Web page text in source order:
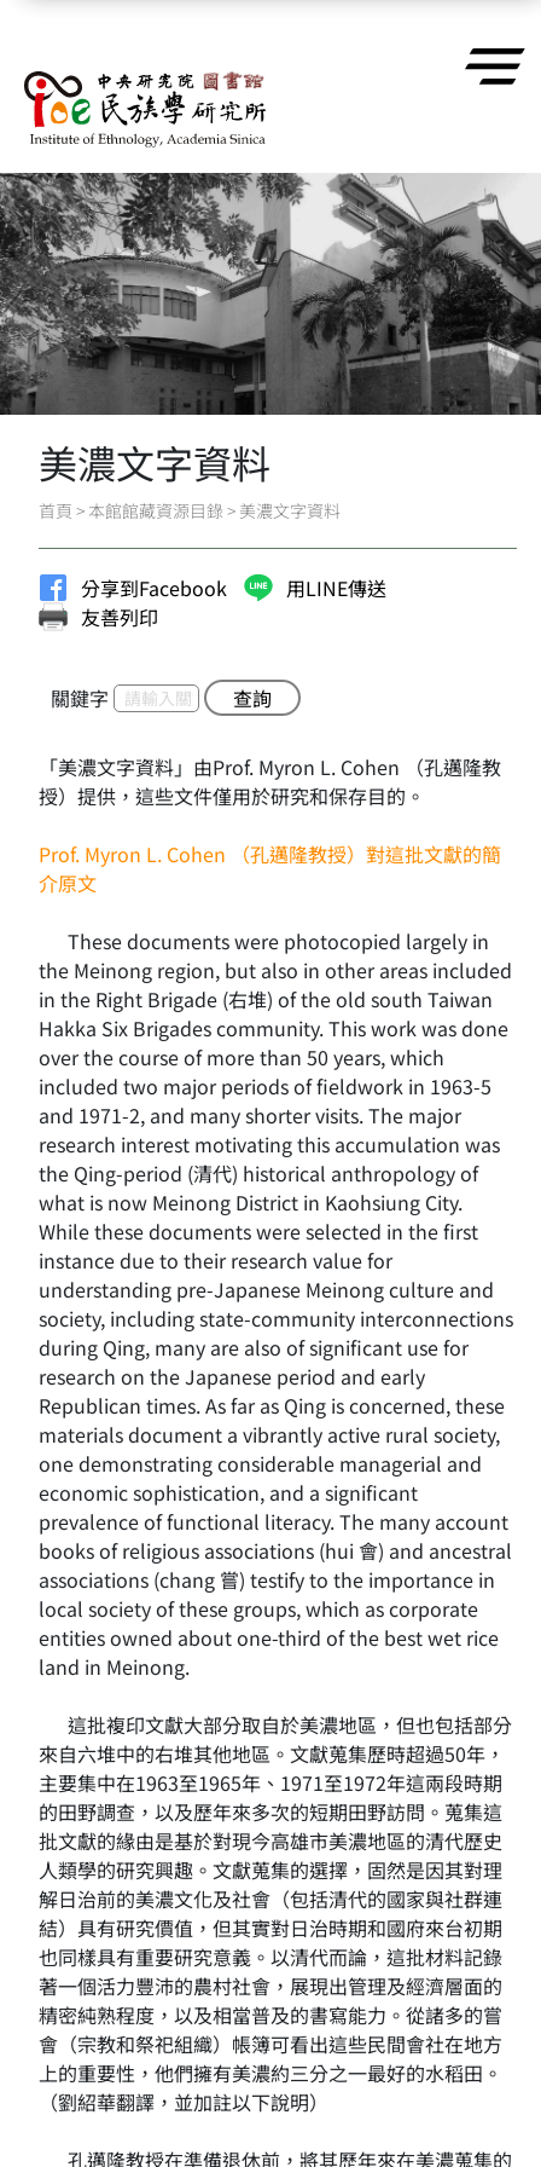
美濃文字資料
首頁 > 本館館藏資源目錄 > 美濃文字資料
分享到Facebook
用LINE傳送
友善列印
關鍵字 查詢
「美濃文字資料」由Prof. Myron L. Cohen （孔邁隆教
授）提供，這些文件僅用於研究和保存目的。
Prof. Myron L. Cohen （孔邁隆教授）對這批文獻的簡
介原文
These documents were photocopied largely in
the Meinong region, but also in other areas included
in the Right Brigade (右堆) of the old south Taiwan
Hakka Six Brigades community. This work was done
over the course of more than 50 years, which
included two major periods of fieldwork in 1963-5
and 1971-2, and many shorter visits. The major
research interest motivating this accumulation was
the Qing-period (清代) historical anthropology of
what is now Meinong District in Kaohsiung City.
While these documents were selected in the first
instance due to their research value for
understanding pre-Japanese Meinong culture and
society, including state-community interconnections
during Qing, many are also of significant use for
research on the Japanese period and early
Republican times. As far as Qing is concerned, these
materials document a vibrantly active rural society,
one demonstrating considerable managerial and
economic sophistication, and a significant
prevalence of functional literacy. The many account
books of religious associations (hui 會) and ancestral
associations (chang 嘗) testify to the importance in
local society of these groups, which as corporate
entities owned about one-third of the best wet rice
land in Meinong.
這批複印文獻大部分取自於美濃地區，但也包括部分
來自六堆中的右堆其他地區。文獻蒐集歷時超過50年，
主要集中在1963至1965年、1971至1972年這兩段時期
的田野調查，以及歷年來多次的短期田野訪問。蒐集這
批文獻的緣由是基於對現今高雄市美濃地區的清代歷史
人類學的研究興趣。文獻蒐集的選擇，固然是因其對理
解日治前的美濃文化及社會（包括清代的國家與社群連
結）具有研究價值，但其實對日治時期和國府來台初期
也同樣具有重要研究意義。以清代而論，這批材料記錄
著一個活力豐沛的農村社會，展現出管理及經濟層面的
精密純熟程度，以及相當普及的書寫能力。從諸多的嘗
會（宗教和祭祀組織）帳簿可看出這些民間會社在地方
上的重要性，他們擁有美濃約三分之一最好的水稻田。
（劉紹華翻譯，並加註以下說明）
孔邁隆教授在準備退休前，將其歷年來在美濃蒐集的